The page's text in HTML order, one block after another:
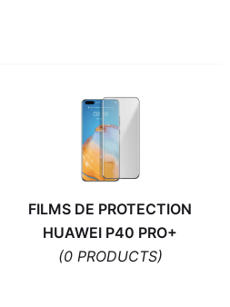
FILMS DE PROTECTION
HUAWEI P40 PRO+
(0 PRODUCTS)